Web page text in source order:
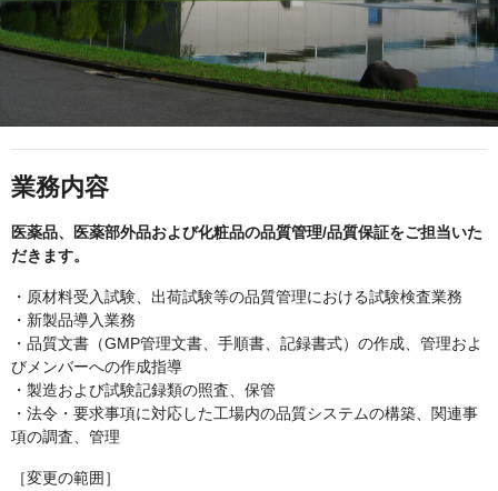
業務内容
医薬品、医薬部外品および化粧品の品質管理/品質保証をご担当いた
だきます。
・原材料受入試験、出荷試験等の品質管理における試験検査業務
・新製品導入業務
・品質文書（GMP管理文書、手順書、記録書式）の作成、管理およ
びメンバーへの作成指導
・製造および試験記録類の照査、保管
・法令・要求事項に対応した工場内の品質システムの構築、関連事
項の調査、管理
［変更の範囲］